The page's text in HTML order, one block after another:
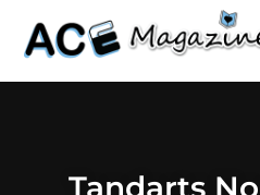
Tandarts